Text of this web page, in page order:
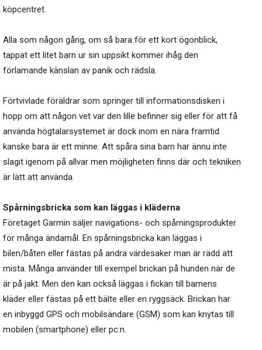
köpcentret.
Alla som någon gång, om så bara för ett kort ögonblick,
tappat ett litet barn ur sin uppsikt kommer ihåg den
förlamande känslan av panik och rädsla.
Förtvivlade föräldrar som springer till informationsdisken i
hopp om att någon vet var den lille befinner sig eller för att få
använda högtalarsystemet är dock inom en nära framtid
kanske bara är ett minne. Att spåra sina barn har ännu inte
slagit igenom på allvar men möjligheten finns där och tekniken
är lätt att använda.
Spårningsbricka som kan läggas i kläderna
Företaget Garmin säljer navigations- och spårningsprodukter
för många ändamål. En spårningsbricka kan läggas i
bilen/båten eller fästas på andra värdesaker man är rädd att
mista. Många använder till exempel brickan på hunden när de
är på jakt. Men den kan också läggas i fickan till barnens
kläder eller fästas på ett bälte eller en ryggsäck. Brickan har
en inbyggd GPS och mobilsändare (GSM) som kan knytas till
mobilen (smartphone) eller pc:n.